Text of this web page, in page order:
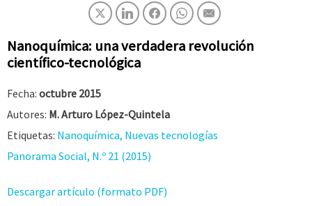
Nanoquímica: una verdadera revolución
científico-tecnológica
Fecha: octubre 2015
Autores: M. Arturo López-Quintela
Etiquetas: Nanoquímica, Nuevas tecnologías
Panorama Social, N.º 21 (2015)
Descargar artículo (formato PDF)